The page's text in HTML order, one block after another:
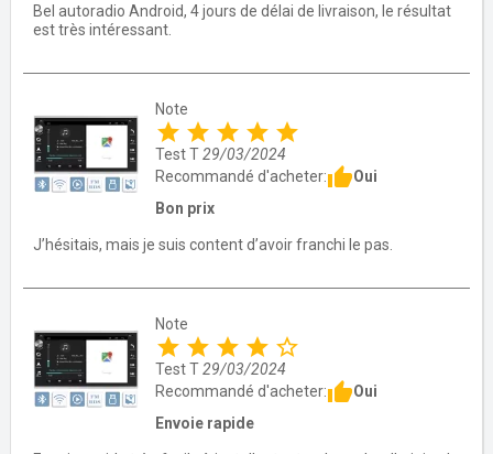
Bel autoradio Android, 4 jours de délai de livraison, le résultat
est très intéressant.
Note
star star star star star
Test T29/03/2024
Recommandé d'acheter:thumb_upOui
Bon prix
J’hésitais, mais je suis content d’avoir franchi le pas.
Note
star star star star star_border
Test T29/03/2024
Recommandé d'acheter:thumb_upOui
Envoie rapide